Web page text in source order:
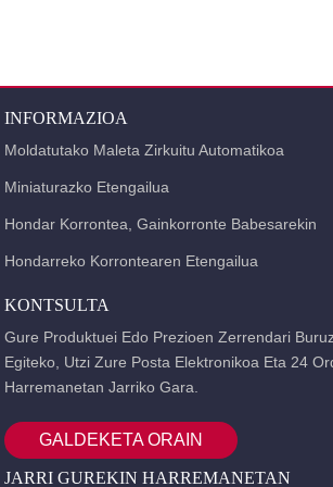
INFORMAZIOA
Moldatutako Maleta Zirkuitu Automatikoa
Miniaturazko Etengailua
Hondar Korrontea, Gainkorronte Babesarekin
Hondarreko Korrontearen Etengailua
KONTSULTA
Gure Produktuei Edo Prezioen Zerrendari
Egiteko, Utzi Zure Posta Elektronikoa Eta 24
Harremanetan Jarriko Gara.
GALDEKETA ORAIN
JARRI GUREKIN HARREMANETAN